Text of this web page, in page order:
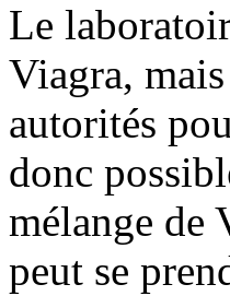
Le
Viagra,
autorités
donc
mélange de
peut se